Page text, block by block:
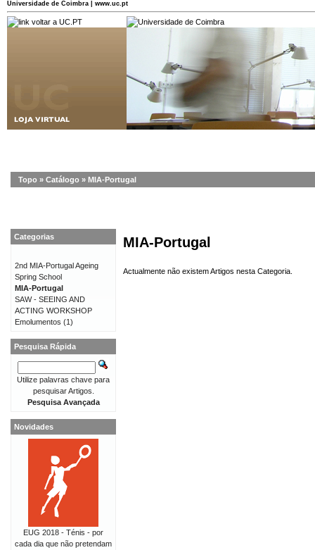
Universidade de Coimbra | www.uc.pt
Topo » Catálogo » MIA-Portugal
MIA-Portugal
Actualmente não existem Artigos nesta Categoria.
Categorias
2nd MIA-Portugal Ageing
Spring School
MIA-Portugal
SAW - SEEING AND
ACTING WORKSHOP
Emolumentos (1)
Pesquisa Rápida
Utilize palavras chave para
pesquisar Artigos.
Pesquisa Avançada
Novidades
EUG 2018 - Ténis - por
cada dia que não pretendam